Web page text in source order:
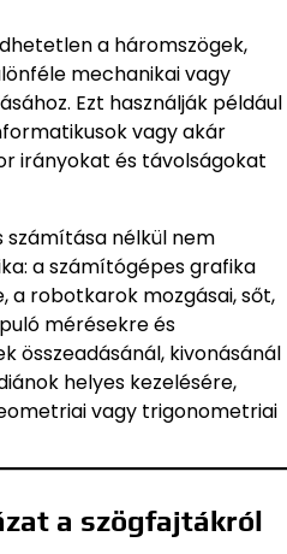
a háromszögek,
mechanikai vagy
Ezt használják például
vagy akár
irányokat és távolságokat
számítása nélkül nem
a számítógépes grafika
a robotkarok mozgásai, sőt,
mérésekre és
összeadásánál, kivonásánál
helyes kezelésére,
vagy trigonometriai
a szögfajtákról